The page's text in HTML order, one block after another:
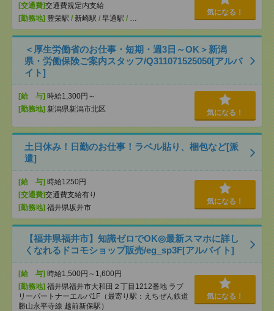
[交通費]交通費規定内支給
[勤務地] 豊栄駅 / 新崎駅 / 早通駅 /
気になる！
＜厚生労働省のお仕事・短期・週3日～OK＞新潟
県・労働保険ご案内スタッフ/Q311071525050[アルバ
イト]
[給 与] 時給1,300円～
[勤務地] 新潟県新潟市北区 気になる！
土日休み！日勤のお仕事！ラベル貼り、梱包など[派
遣]
[給 与] 時給1250円
[交通費]交通費支給有り
[勤務地] 福井県坂井市
気になる！
【福井県福井市】知識ゼロでOK◎最新スマホに詳し
くなれるドコモショップ販売/eg_sp3F[アルバイト]
[給 与] 時給1,500円～1,600円
[勤務地] 福井県福井市大和田２丁目1212番地 ラブ
リーパートナーエルパ1F（最寄り駅：えちぜん鉄道
勝山永平寺線 越前新保駅）
気になる！